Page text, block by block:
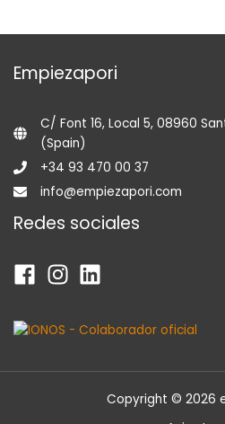
Empiezapori
C/ Font 16, Local 5, 08960
(Spain)
+34 93 470 00 37
info@empiezapori.com
Redes sociales
Copyright © 2026